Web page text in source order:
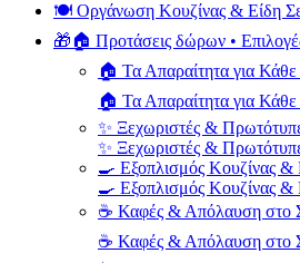
🍽️ Οργάνωση Κουζίνας & Είδη
🎁🏠 Προτάσεις δώρων • Επιλογές
🏠 Τα Απαραίτητα για Κάθε
🏠 Τα Απαραίτητα για Κάθε
✨ Ξεχωριστές &
✨ Ξεχωριστές &
🍳 Εξοπλισμός Κουζίνας &
🍳 Εξοπλισμός Κουζίνας &
☕ Καφές & Απόλαυση στο
☕ Καφές & Απόλαυση στο